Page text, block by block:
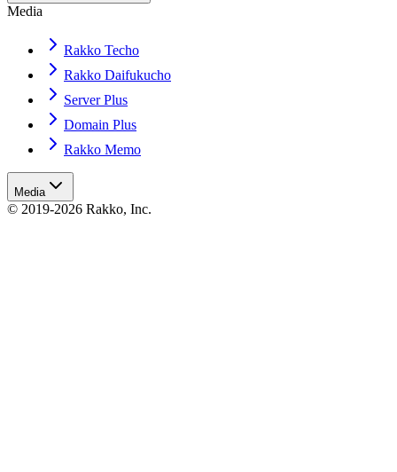
Media
Rakko Techo
Rakko Daifukucho
Server Plus
Domain Plus
Rakko Memo
Media
© 2019-2026 Rakko, Inc.